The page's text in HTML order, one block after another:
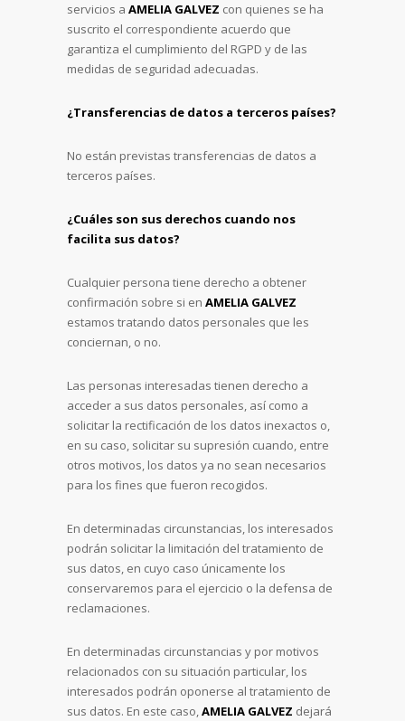
servicios a AMELIA GALVEZ con quienes se ha
suscrito el correspondiente acuerdo que
garantiza el cumplimiento del RGPD y de las
medidas de seguridad adecuadas.
¿Transferencias de datos a terceros países?
No están previstas transferencias de datos a
terceros países.
¿Cuáles son sus derechos cuando nos
facilita sus datos?
Cualquier persona tiene derecho a obtener
confirmación sobre si en AMELIA GALVEZ
estamos tratando datos personales que les
conciernan, o no.
Las personas interesadas tienen derecho a
acceder a sus datos personales, así como a
solicitar la rectificación de los datos inexactos o,
en su caso, solicitar su supresión cuando, entre
otros motivos, los datos ya no sean necesarios
para los fines que fueron recogidos.
En determinadas circunstancias, los interesados
podrán solicitar la limitación del tratamiento de
sus datos, en cuyo caso únicamente los
conservaremos para el ejercicio o la defensa de
reclamaciones.
En determinadas circunstancias y por motivos
relacionados con su situación particular, los
interesados podrán oponerse al tratamiento de
sus datos. En este caso,AMELIA GALVEZ dejará